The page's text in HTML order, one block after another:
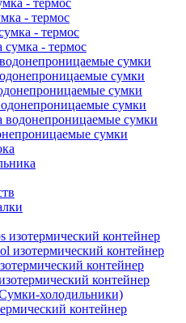
- термос
- термос
- термос
- термос
сумки
сумки
сумки
сумки
сумки
сумки
контейнер
изотермический контейнер
контейнер
контейнер
холодильники)
контейнер